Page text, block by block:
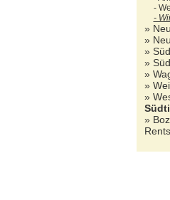
-
-
»
»
»
»
»
»
»
»